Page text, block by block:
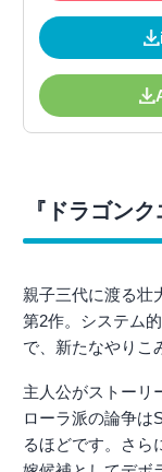
『ドラゴン
親子三代に渡る壮
第2作。システム
で、新たなやりこ
主人公がストーリ
ローラ派の論争は
るほどです。さら